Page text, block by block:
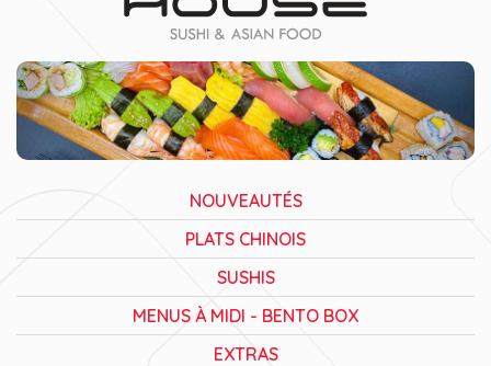
NOUVEAUTÉS
PLATS CHINOIS
SUSHIS
MENUS À MIDI - BENTO BOX
EXTRAS